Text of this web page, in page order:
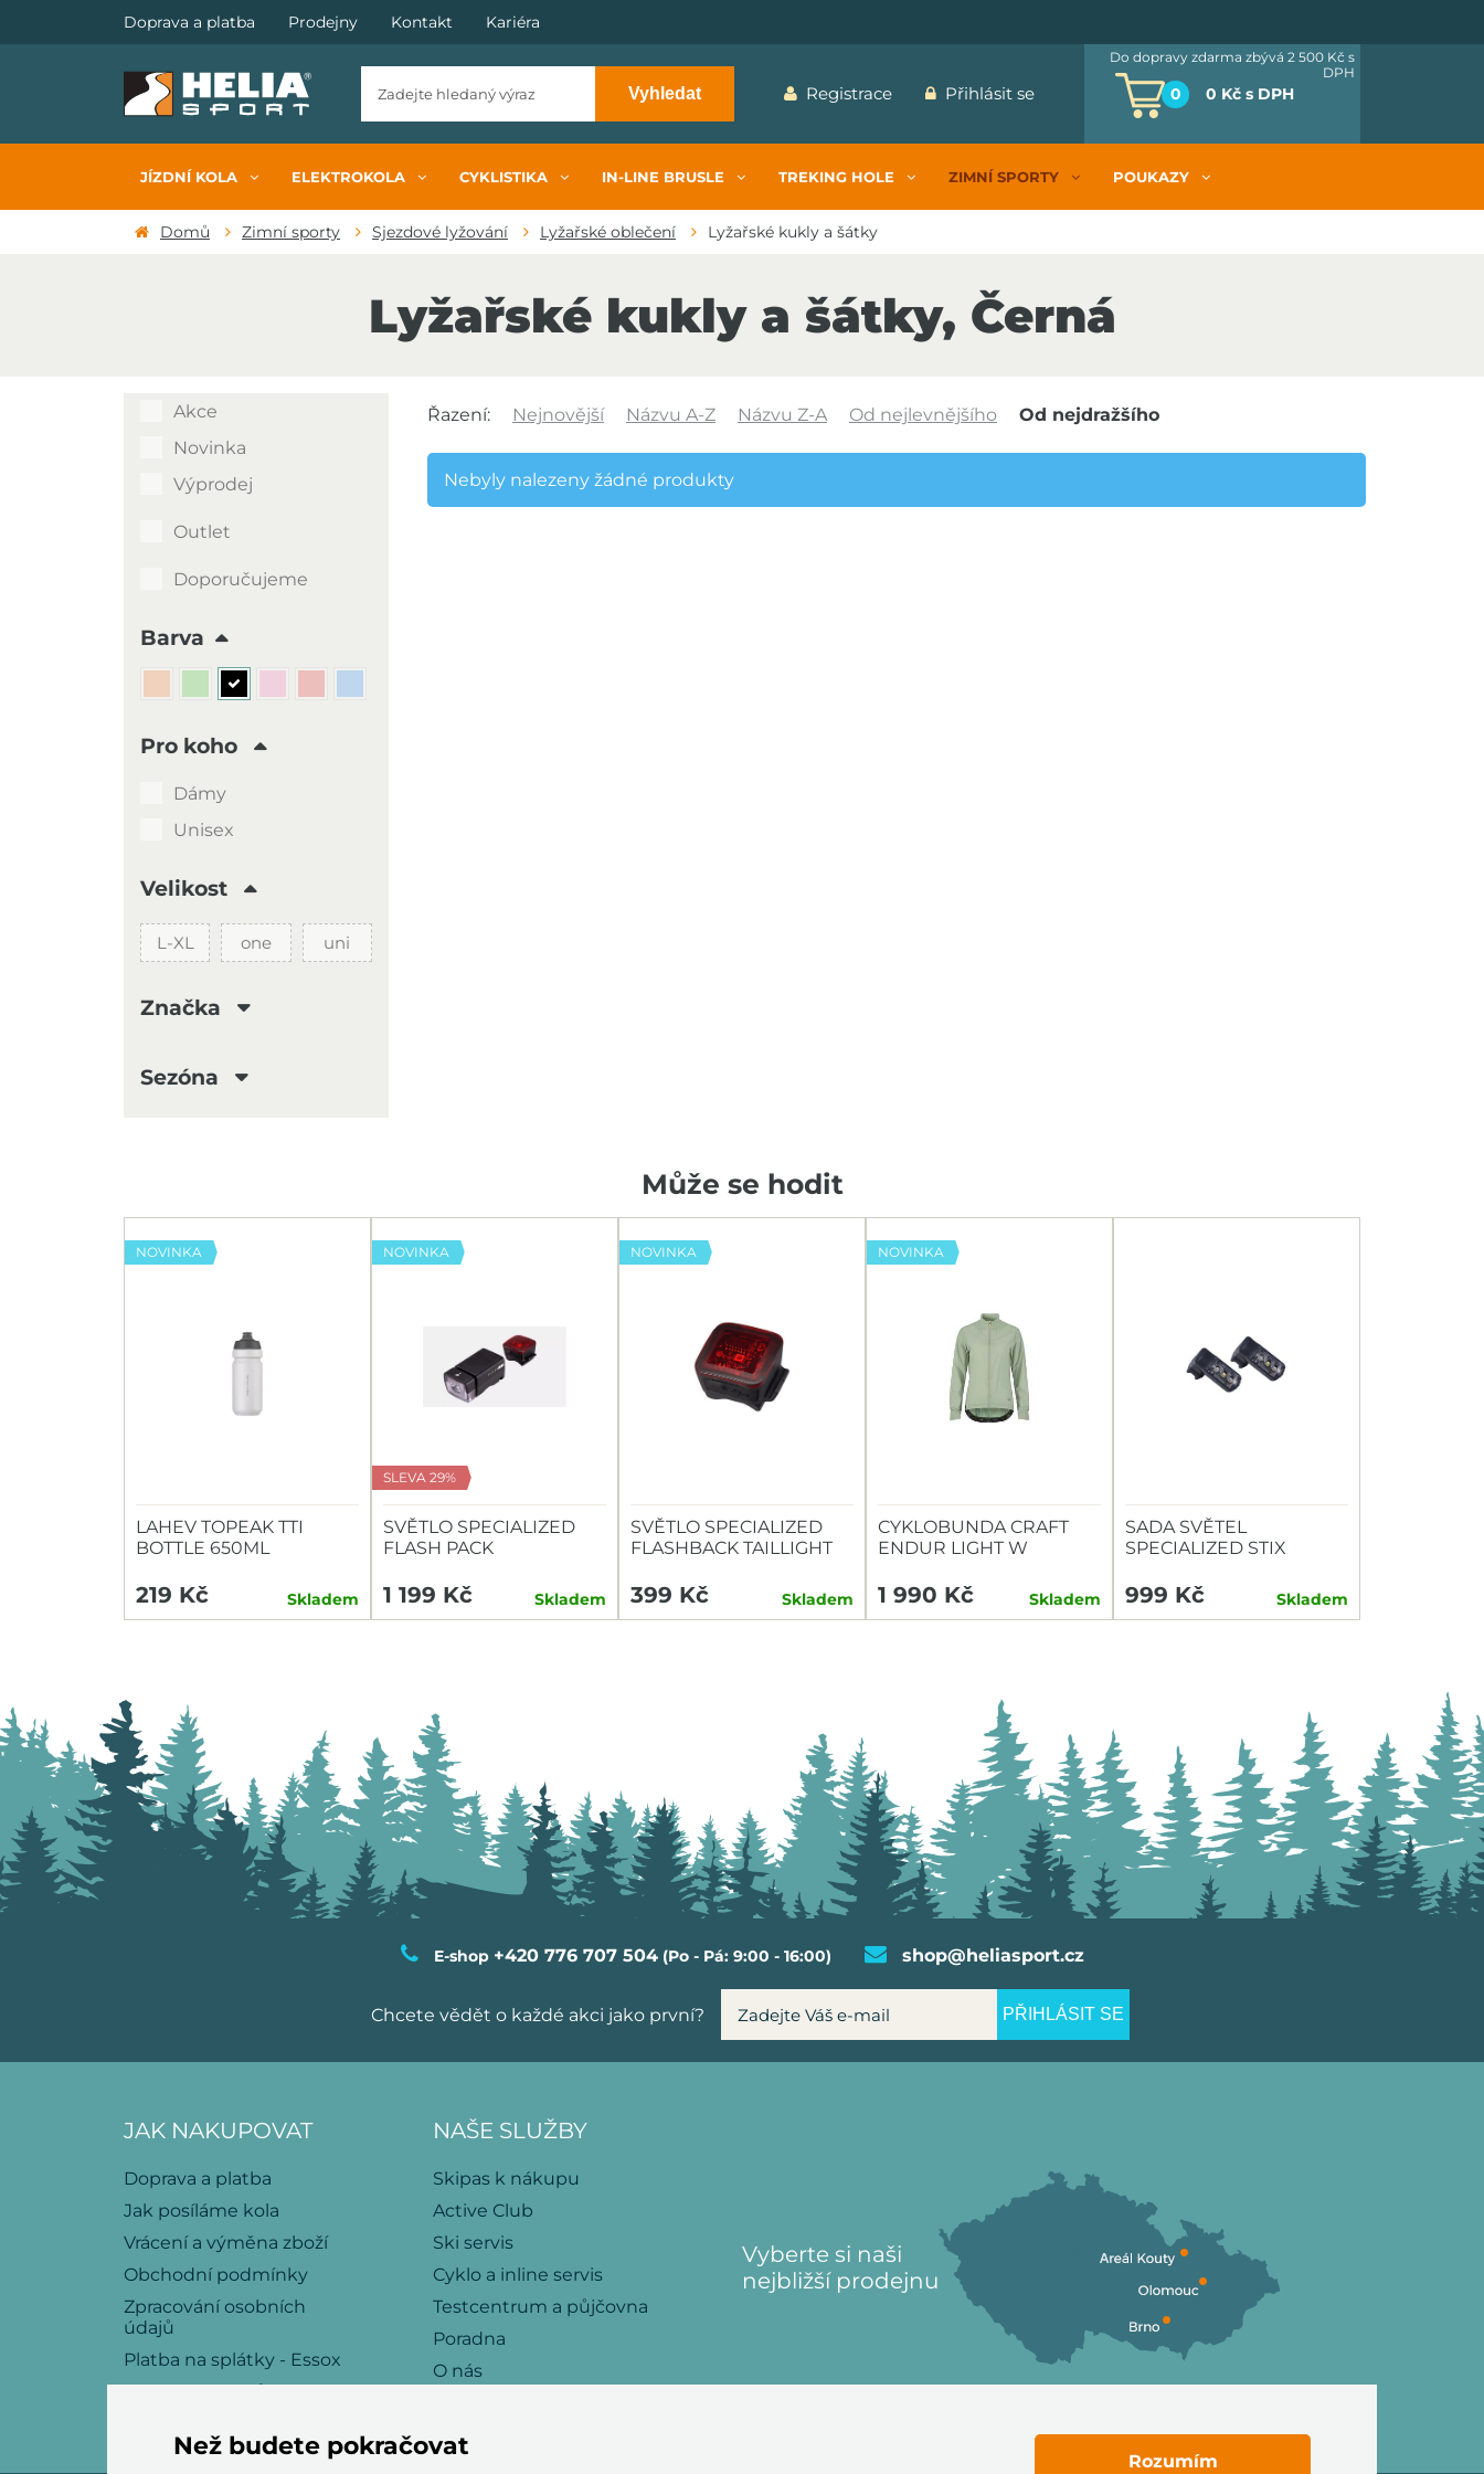
Doprava a platba Prodejny Kontakt Kariéra
Vyhledat Registrace Přihlásit se 0 0 Kč s DPH
Do dopravy zdarma zbývá 2 500 Kč s
DPH
JÍZDNÍ KOLA ELEKTROKOLA CYKLISTIKA IN-LINE BRUSLE TREKING HOLE ZIMNÍ SPORTY POUKAZY
Domů Zimní sporty Sjezdové lyžování Lyžařské oblečení Lyžařské kukly a šátky
Lyžařské kukly a šátky, Černá
Akce
Novinka
Výprodej
Outlet
Doporučujeme
Barva
Pro koho
Dámy
Unisex
Velikost
L-XL one uni
Značka
LEKI
Sezóna
Řazení: Nejnovější Názvu A-Z Názvu Z-A Od nejlevnějšího Od nejdražšího
Nebyly nalezeny žádné produkty
Může se hodit
NOVINKA
LAHEV TOPEAK TTI
BOTTLE 650ML
219 Kč Skladem
NOVINKA
SLEVA 29%
SVĚTLO SPECIALIZED
FLASH PACK
1 199 Kč Skladem
NOVINKA
SVĚTLO SPECIALIZED
FLASHBACK TAILLIGHT
399 Kč Skladem
NOVINKA
CYKLOBUNDA CRAFT
ENDUR LIGHT W
1 990 Kč Skladem
SADA SVĚTEL
SPECIALIZED STIX
999 Kč Skladem
E-shop +420 776 707 504(Po - Pá: 9:00 - 16:00) shop@heliasport.cz
Chcete vědět o každé akci jako první? PŘIHLÁSIT SE
JAK NAKUPOVAT
Doprava a platba
Jak posíláme kola
Vrácení a výměna zboží
Obchodní podmínky
Zpracování osobních
údajů
Platba na splátky - Essox
Politika souborů cookies
NAŠE SLUŽBY
Skipas k nákupu
Active Club
Ski servis
Cyklo a inline servis
Testcentrum a půjčovna
Poradna
O nás
Vyberte si naši
nejbližší prodejnu
Než budete pokračovat
Rozumím